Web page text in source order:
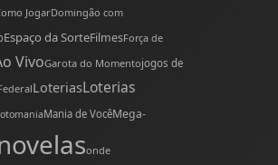
JogarDomingão com
Espaço da SorteFilmesForça de
VivoGarota do Momentojogos de
LoteriasLoterias
Mania de VocêMega-
onde